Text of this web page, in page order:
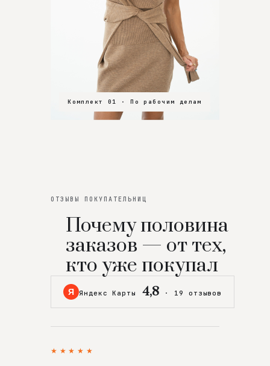
Комплект 01 · По рабочим делам
Комплект 02 · В зал
Комплект 03 · На особенный вечер
ОТЗЫВЫ ПОКУПАТЕЛЬНИЦ
Почему половина
заказов — от тех,
кто уже покупал
Я Яндекс Карты 4,8 · 19 отзывов
★★★★★